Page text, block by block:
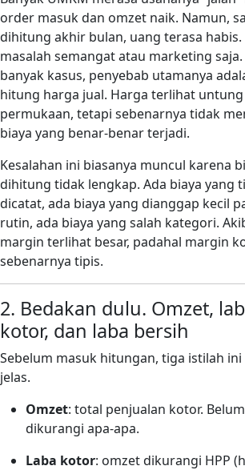
order masuk dan omzet naik. Namun,
dihitung akhir bulan, uang terasa
masalah semangat atau marketing
banyak kasus, penyebab utamanya
hitung harga jual. Harga terlihat
permukaan, tetapi sebenarnya tidak
biaya yang benar-benar terjadi.
Kesalahan ini biasanya muncul karena
dihitung tidak lengkap. Ada biaya yang
dicatat, ada biaya yang dianggap kecil
rutin, ada biaya yang salah kategori.
margin terlihat besar, padahal margin
sebenarnya tipis.
2. Bedakan dulu. Omzet,
kotor, dan laba bersih
Sebelum masuk hitungan, tiga istilah ini
jelas.
Omzet: total penjualan kotor. Belum
dikurangi apa-apa.
Laba kotor: omzet dikurangi HPP